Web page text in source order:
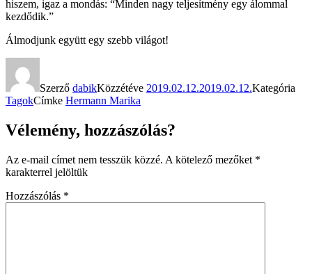
hiszem, igaz a mondás: “Minden nagy teljesítmény egy álommal
kezdődik.”
Álmodjunk együtt egy szebb világot!
Szerző dabikKözzétéve 2019.02.12.2019.02.12.Kategória
TagokCímke Hermann Marika
Vélemény, hozzászólás?
Az e-mail címet nem tesszük közzé. A kötelező mezőket *
karakterrel jelöltük
Hozzászólás *